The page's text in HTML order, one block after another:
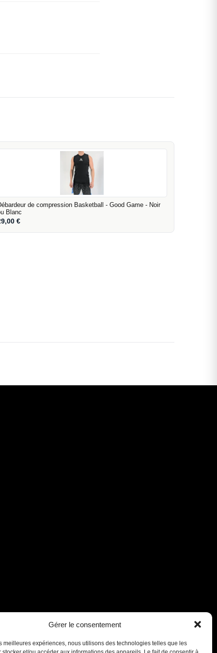
Gérer le consentement
meilleures expériences, nous utilisons des technologies telles que les
de compression Basketball - Good Game - Noir
Blanc
€